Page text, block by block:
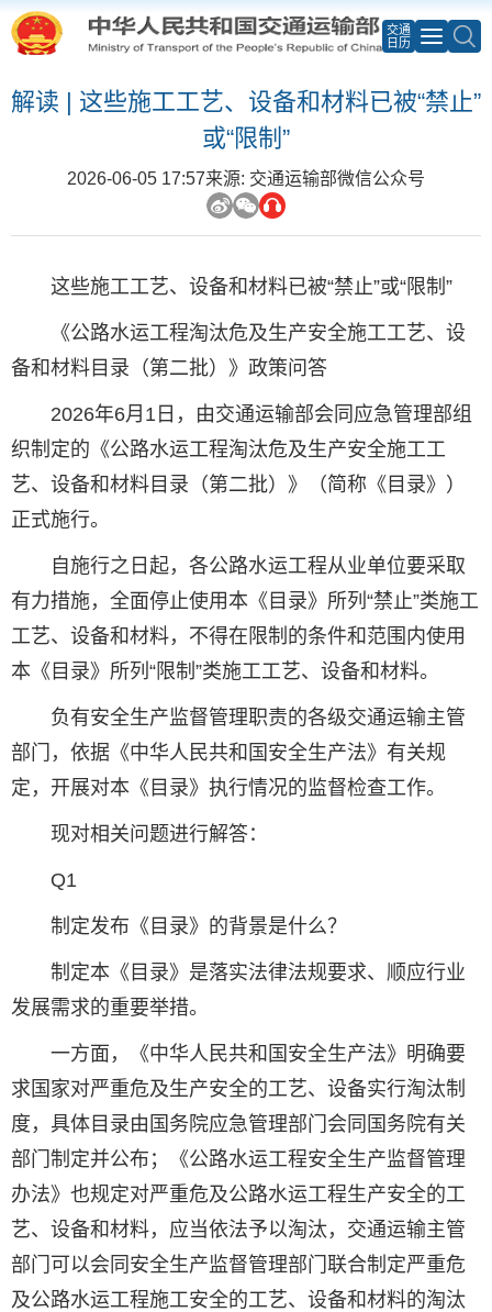
交通
日历
解读 | 这些施工工艺、设备和材料已被“禁止”
或“限制”
2026-06-05 17:57来源: 交通运输部微信公众号
这些施工工艺、设备和材料已被“禁止”或“限制”
《公路水运工程淘汰危及生产安全施工工艺、设
备和材料目录（第二批）》政策问答
2026年6月1日，由交通运输部会同应急管理部组
织制定的《公路水运工程淘汰危及生产安全施工工
艺、设备和材料目录（第二批）》（简称《目录》）
正式施行。
自施行之日起，各公路水运工程从业单位要采取
有力措施，全面停止使用本《目录》所列“禁止”类施工
工艺、设备和材料，不得在限制的条件和范围内使用
本《目录》所列“限制”类施工工艺、设备和材料。
负有安全生产监督管理职责的各级交通运输主管
部门，依据《中华人民共和国安全生产法》有关规
定，开展对本《目录》执行情况的监督检查工作。
现对相关问题进行解答：
Q1
制定发布《目录》的背景是什么？
制定本《目录》是落实法律法规要求、顺应行业
发展需求的重要举措。
一方面，《中华人民共和国安全生产法》明确要
求国家对严重危及生产安全的工艺、设备实行淘汰制
度，具体目录由国务院应急管理部门会同国务院有关
部门制定并公布；《公路水运工程安全生产监督管理
办法》也规定对严重危及公路水运工程生产安全的工
艺、设备和材料，应当依法予以淘汰，交通运输主管
部门可以会同安全生产监督管理部门联合制定严重危
及公路水运工程施工安全的工艺、设备和材料的淘汰